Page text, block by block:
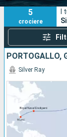
5
crociere
Silver Ray